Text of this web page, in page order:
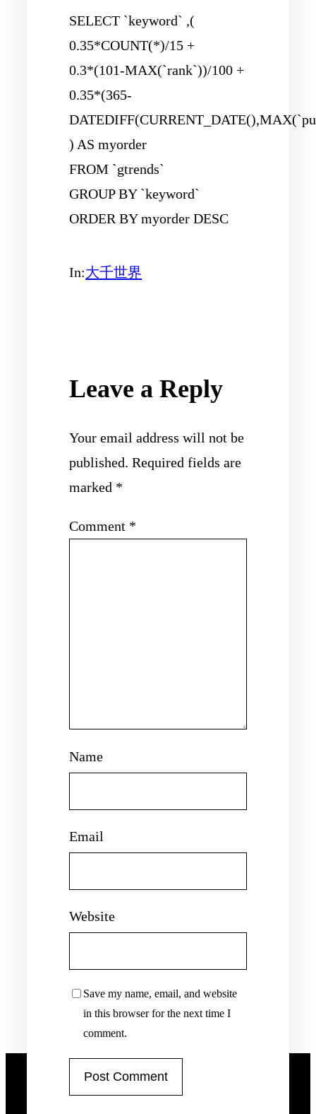
SELECT `keyword` ,(
0.35*COUNT(*)/15 +
0.3*(101-MAX(`rank`))/100 +
0.35*(365-
) AS myorder
FROM `gtrends`
GROUP BY `keyword`
ORDER BY myorder DESC
In:大千世界
Leave a Reply
Your email address will not be
published. Required fields are
marked *
Comment *
Name
Email
Website
Save my name, email, and website
in this browser for the next time I
comment.